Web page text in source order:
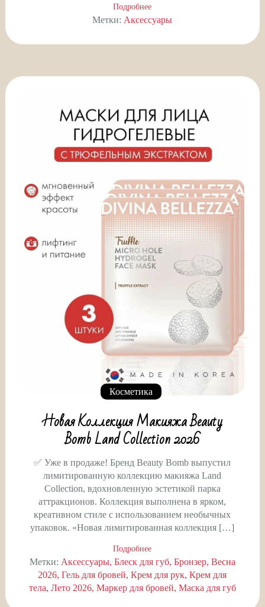
Подробнее
Метки: Аксессуары
Косметика
Новая Коллекция Макияжа Beauty
Bomb Land Collection 2026
✅ Уже в продаже! Бренд Beauty Bomb выпустил
лимитированную коллекцию макияжа Land
Collection, вдохновленную эстетикой парка
аттракционов. Коллекция выполнена в ярком,
креативном стиле с использованием необычных
упаковок. «Новая лимитированная коллекция […]
Подробнее
Метки: Аксессуары Блеск для губ Бронзер Весна
2026 Гель для бровей Крем для рук Крем для
тела Лето 2026 Маркер для бровей Маска для губ